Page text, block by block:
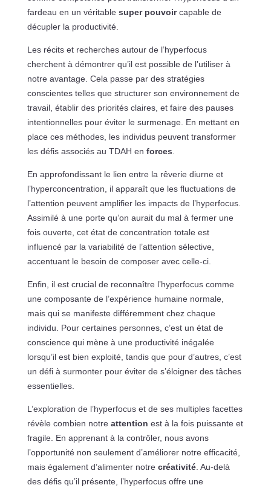
fardeau en un véritable super pouvoircapable de
décupler la productivité.
Les récits et recherches autour de l’hyperfocus
cherchent à démontrer qu’il est possible de l’utiliser à
notre avantage. Cela passe par des stratégies
conscientes telles que structurer son environnement de
travail, établir des priorités claires, et faire des pauses
intentionnelles pour éviter le surmenage. En mettant en
place ces méthodes, les individus peuvent transformer
les défis associés au TDAH en forces
En approfondissant le lien entre la rêverie diurne et
l’hyperconcentration, il apparaît que les fluctuations de
l’attention peuvent amplifier les impacts de l’hyperfocus.
Assimilé à une porte qu’on aurait du mal à fermer une
fois ouverte, cet état de concentration totale est
influencé par la variabilité de l’attention sélective,
accentuant le besoin de composer avec celle-ci.
Enfin, il est crucial de reconnaître l’hyperfocus comme
une composante de l’expérience humaine normale,
mais qui se manifeste différemment chez chaque
individu. Pour certaines personnes, c’est un état de
conscience qui mène à une productivité inégalée
lorsqu’il est bien exploité, tandis que pour d’autres, c’est
un défi à surmonter pour éviter de s’éloigner des tâches
essentielles.
L’exploration de l’hyperfocus et de ses multiples facettes
révèle combien notre attention est à la fois puissante et
fragile. En apprenant à la contrôler, nous avons
l’opportunité non seulement d’améliorer notre efficacité,
mais également d’alimenter notre créativité. Au-delà
des défis qu’il présente, l’hyperfocus offre une